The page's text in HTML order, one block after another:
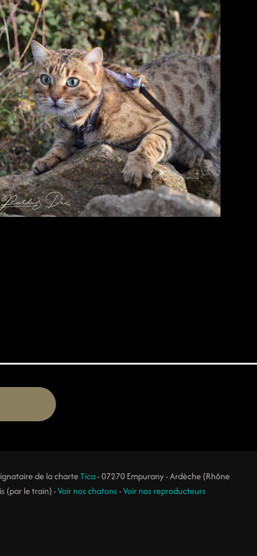
de la charteTica- 07270 Empurany - Ardèche (Rhône
(par le train) -Voir nos chatons-Voir nos reproducteurs